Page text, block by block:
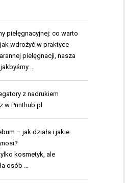
pielęgnacyjnej: co warto
wdrożyć w praktyce
pielęgnacji, nasza
…
z nadrukiem
w Printhub.pl
– jak działa i jakie
kosmetyk, ale
osób …